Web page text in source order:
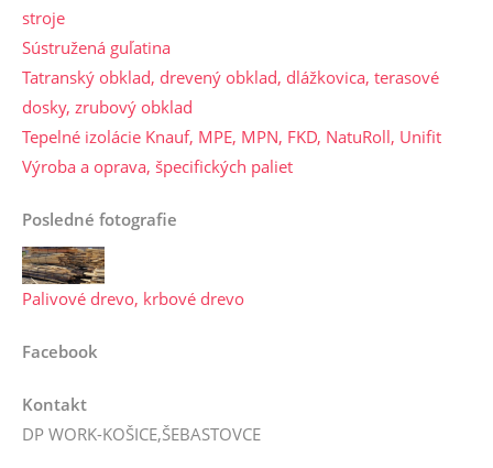
stroje
Sústružená guľatina
Tatranský obklad, drevený obklad, dlážkovica, terasové
dosky, zrubový obklad
Tepelné izolácie Knauf, MPE, MPN, FKD, NatuRoll, Unifit
Výroba a oprava, špecifických paliet
Posledné fotografie
Palivové drevo, krbové drevo
Facebook
Kontakt
DP WORK-KOŠICE,ŠEBASTOVCE